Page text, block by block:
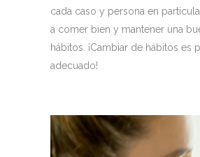
cada caso y persona en
a comer bien y mantener una
hábitos. ¡Cambiar de hábitos
adecuado!